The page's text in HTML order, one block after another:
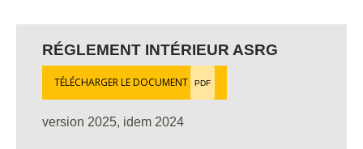
RÉGLEMENT INTÉRIEUR ASRG
TÉLÉCHARGER LE DOCUMENT PDF
version 2025, idem 2024